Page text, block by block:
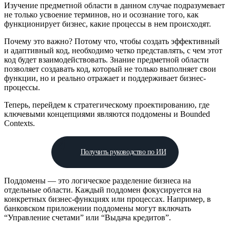
Изучение предметной области в данном случае подразумевает
не только усвоение терминов, но и осознание того, как
функционирует бизнес, какие процессы в нем происходят.
Почему это важно? Потому что, чтобы создать эффективный
и адаптивный код, необходимо четко представлять, с чем этот
код будет взаимодействовать. Знание предметной области
позволяет создавать код, который не только выполняет свои
функции, но и реально отражает и поддерживает бизнес-
процессы.
Теперь, перейдем к стратегическому проектированию, где
ключевыми концепциями являются поддомены и Bounded
Contexts.
Получить руководство по ИИ
Поддомены — это логическое разделение бизнеса на
отдельные области. Каждый поддомен фокусируется на
конкретных бизнес-функциях или процессах. Например, в
банковском приложении поддомены могут включать
“Управление счетами” или “Выдача кредитов”.